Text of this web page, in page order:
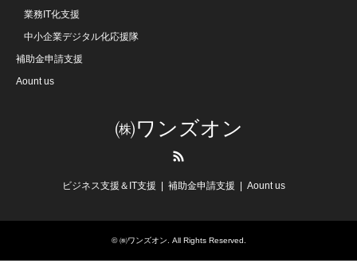
業務IT化支援
中小企業デジタル化応援隊
補助金申請支援
Aount us
㈱ワンズオン
ビジネス支援＆IT支援 補助金申請支援 Aount us
©㈱ワンズオン. All Rights Reserved.